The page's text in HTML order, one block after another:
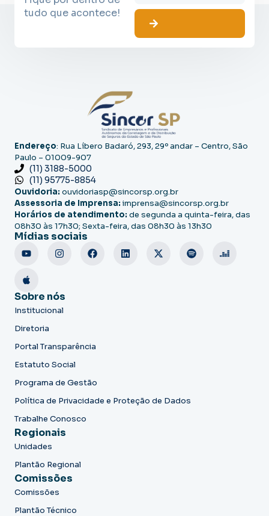
tudo que acontece!
Endereço: Rua Líbero Badaró, 293, 29º andar – Centro, São
Paulo – 01009-907
(11) 3188-5000
(11) 95775-8854
Ouvidoria: ouvidoriasp@sincorsp.org.br
Assessoria de Imprensa: imprensa@sincorsp.org.br
Horários de atendimento: de segunda a quinta-feira, das
08h30 às 17h30; Sexta-feira, das 08h30 às 13h30
Mídias sociais
Sobre nós
Institucional
Diretoria
Portal Transparência
Estatuto Social
Programa de Gestão
Política de Privacidade e Proteção de Dados
Trabalhe Conosco
Regionais
Unidades
Plantão Regional
Comissões
Comissões
Plantão Técnico